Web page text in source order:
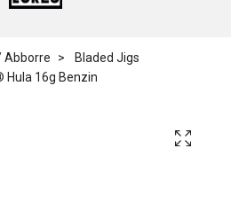
Abborre
Bladed Jigs
Hula 16g Benzin